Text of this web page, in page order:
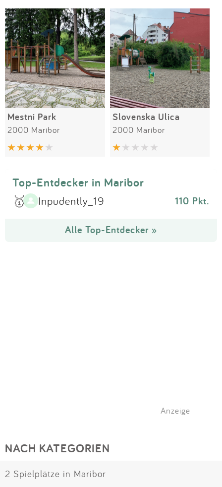
Anmelden
SPIELGERÄTE
Mestni Park
2000 Maribor
Slovenska Ulica
2000 Maribor
Top-Entdecker in Maribor
🥇 Inpudently_19 110 Pkt.
Alle Top-Entdecker »
Anzeige
NACH KATEGORIEN
2 Spielplätze in Maribor